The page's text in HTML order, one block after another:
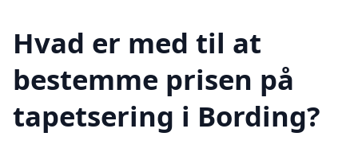
Hvad er med til at
bestemme prisen på
tapetsering i Bording?